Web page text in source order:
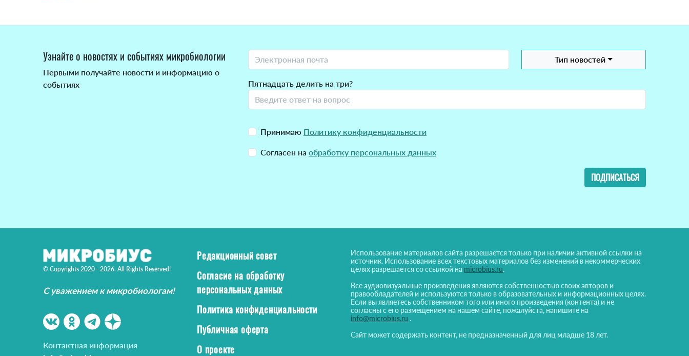
Узнайте о новостях и событиях микробиологии
Первыми получайте новости и информацию о
событиях
Тип новостей
Пятнадцать делить на три?
Принимаю Политику конфиденциальности
Согласен на обработку персональных данных
ПОДПИСАТЬСЯ
© Copyrights 2020 - 2026. All Rights Reserved!
С уважением к микробиологам!
Контактная информация
Редакционный совет
Согласие на обработку
персональных данных
Политика конфиденциальности
Публичная оферта
О проекте
Использование материалов сайта разрешается только при наличии активной ссылки на
источник. Использование всех текстовых материалов без изменений в некоммерческих
целях разрешается со ссылкой на microbius.ru.
Все аудиовизуальные произведения являются собственностью своих авторов и
правообладателей и используются только в образовательных и информационных целях.
Если вы являетесь собственником того или иного произведения (контента) и не
согласны с его размещением на нашем сайте, пожалуйста, напишите на
info@microbius.ru .
Сайт может содержать контент, не предназначенный для лиц младше 18 лет.